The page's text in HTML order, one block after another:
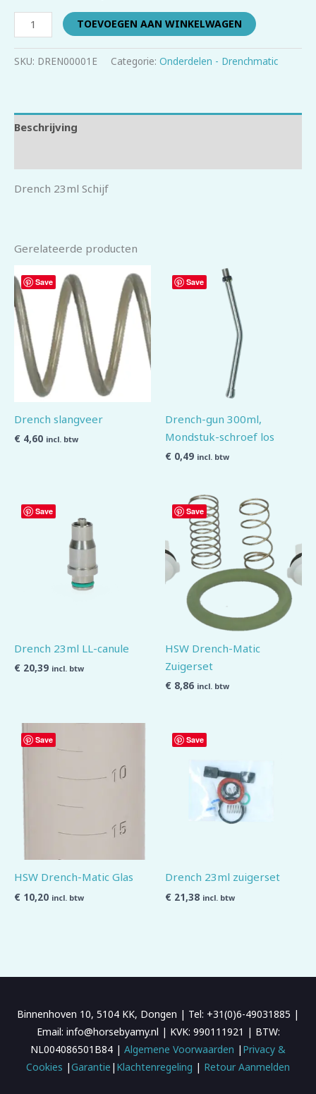
TOEVOEGEN AAN WINKELWAGEN
SKU: DREN00001E Categorie: Onderdelen - Drenchmatic
Beschrijving
Drench 23ml Schijf
Gerelateerde producten
Save
Drench slangveer
€ 4,60 incl. btw
Save
Drench-gun 300ml,
Mondstuk-schroef los
€ 0,49 incl. btw
Save
Drench 23ml LL-canule
€ 20,39 incl. btw
Save
HSW Drench-Matic
Zuigerset
€ 8,86 incl. btw
Save
HSW Drench-Matic Glas
€ 10,20 incl. btw
Save
Drench 23ml zuigerset
€ 21,38 incl. btw
Binnenhoven 10, 5104 KK, Dongen | Tel: +31(0)6-49031885 |
Email: info@horsebyamy.nl | KVK: 990111921 | BTW:
NL004086501B84 | Algemene Voorwaarden | Privacy &
Cookies |Garantie | Klachtenregeling | Retour Aanmelden